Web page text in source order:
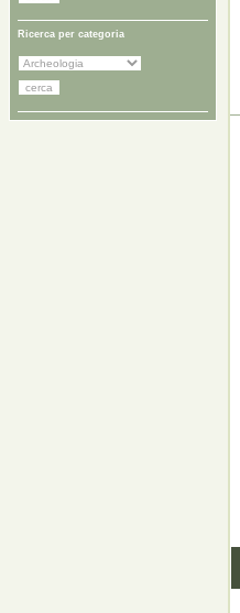
Ricerca per categoria